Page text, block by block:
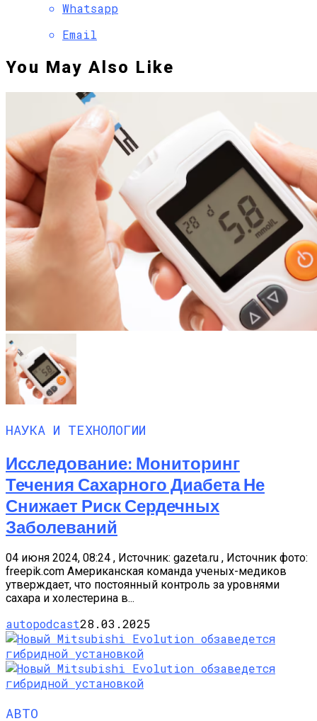
Whatsapp
Email
You May Also Like
НАУКА И ТЕХНОЛОГИИ
Исследование: Мониторинг
Течения Сахарного Диабета Не
Снижает Риск Сердечных
Заболеваний
04 июня 2024, 08:24 , Источник: gazeta.ru , Источник фото:
freepik.com Американская команда ученых-медиков
утверждает, что постоянный контроль за уровнями
сахара и холестерина в...
autopodcast28.03.2025
АВТО